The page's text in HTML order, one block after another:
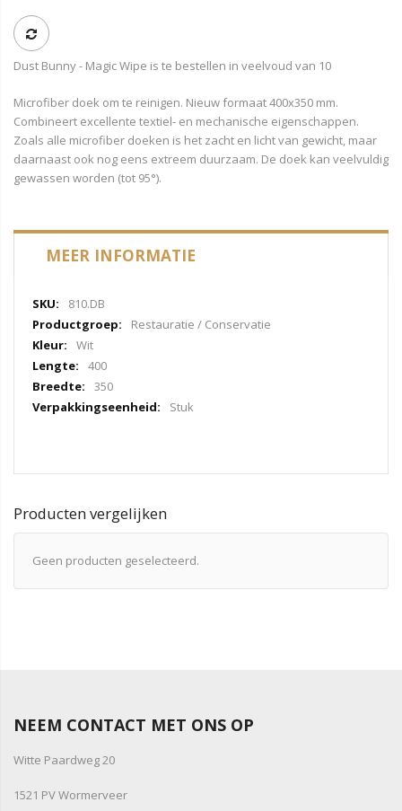
Dust Bunny - Magic Wipe is te bestellen in veelvoud van 10
Microfiber doek om te reinigen. Nieuw formaat 400x350 mm.
Combineert excellente textiel- en mechanische eigenschappen.
Zoals alle microfiber doeken is het zacht en licht van gewicht, maar
daarnaast ook nog eens extreem duurzaam. De doek kan veelvuldig
gewassen worden (tot 95°).
MEER INFORMATIE
Meer
informatie
810.DB
Restauratie / Conservatie
Wit
400
350
Stuk
Producten vergelijken
Geen producten geselecteerd.
NEEM CONTACT MET ONS OP
Witte Paardweg 20
1521 PV Wormerveer